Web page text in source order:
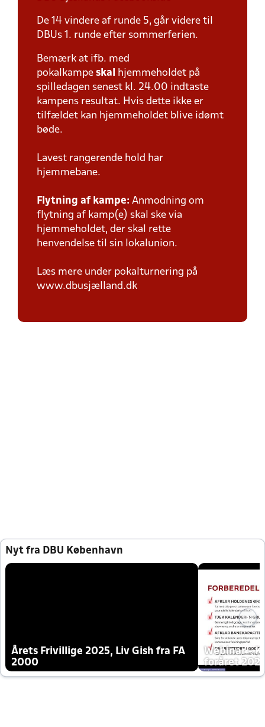
De 14 vindere af runde 5, går videre til
DBUs 1. runde efter sommerferien.
Bemærk at ifb. med
pokalkampe skal
hjemmeholdet på
spilledagen senest kl. 24.00 indtaste
kampens resultat. Hvis dette ikke er
tilfældet kan hjemmeholdet blive idømt
bøde.
Lavest rangerende hold har
hjemmebane.
Flytning af kampe: Anmodning om
flytning af kamp(e) skal ske via
hjemmeholdet, der skal rette
henvendelse til sin lokalunion.
Læs mere under pokalturnering på
www.dbusjælland.dk
Nyt fra DBU København
Årets Frivillige 2025, Liv Gish fra FA
2000
Webinar -
foråret